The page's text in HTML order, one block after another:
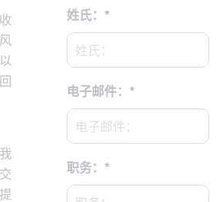
姓氏： *
电子邮件： *
职务： *